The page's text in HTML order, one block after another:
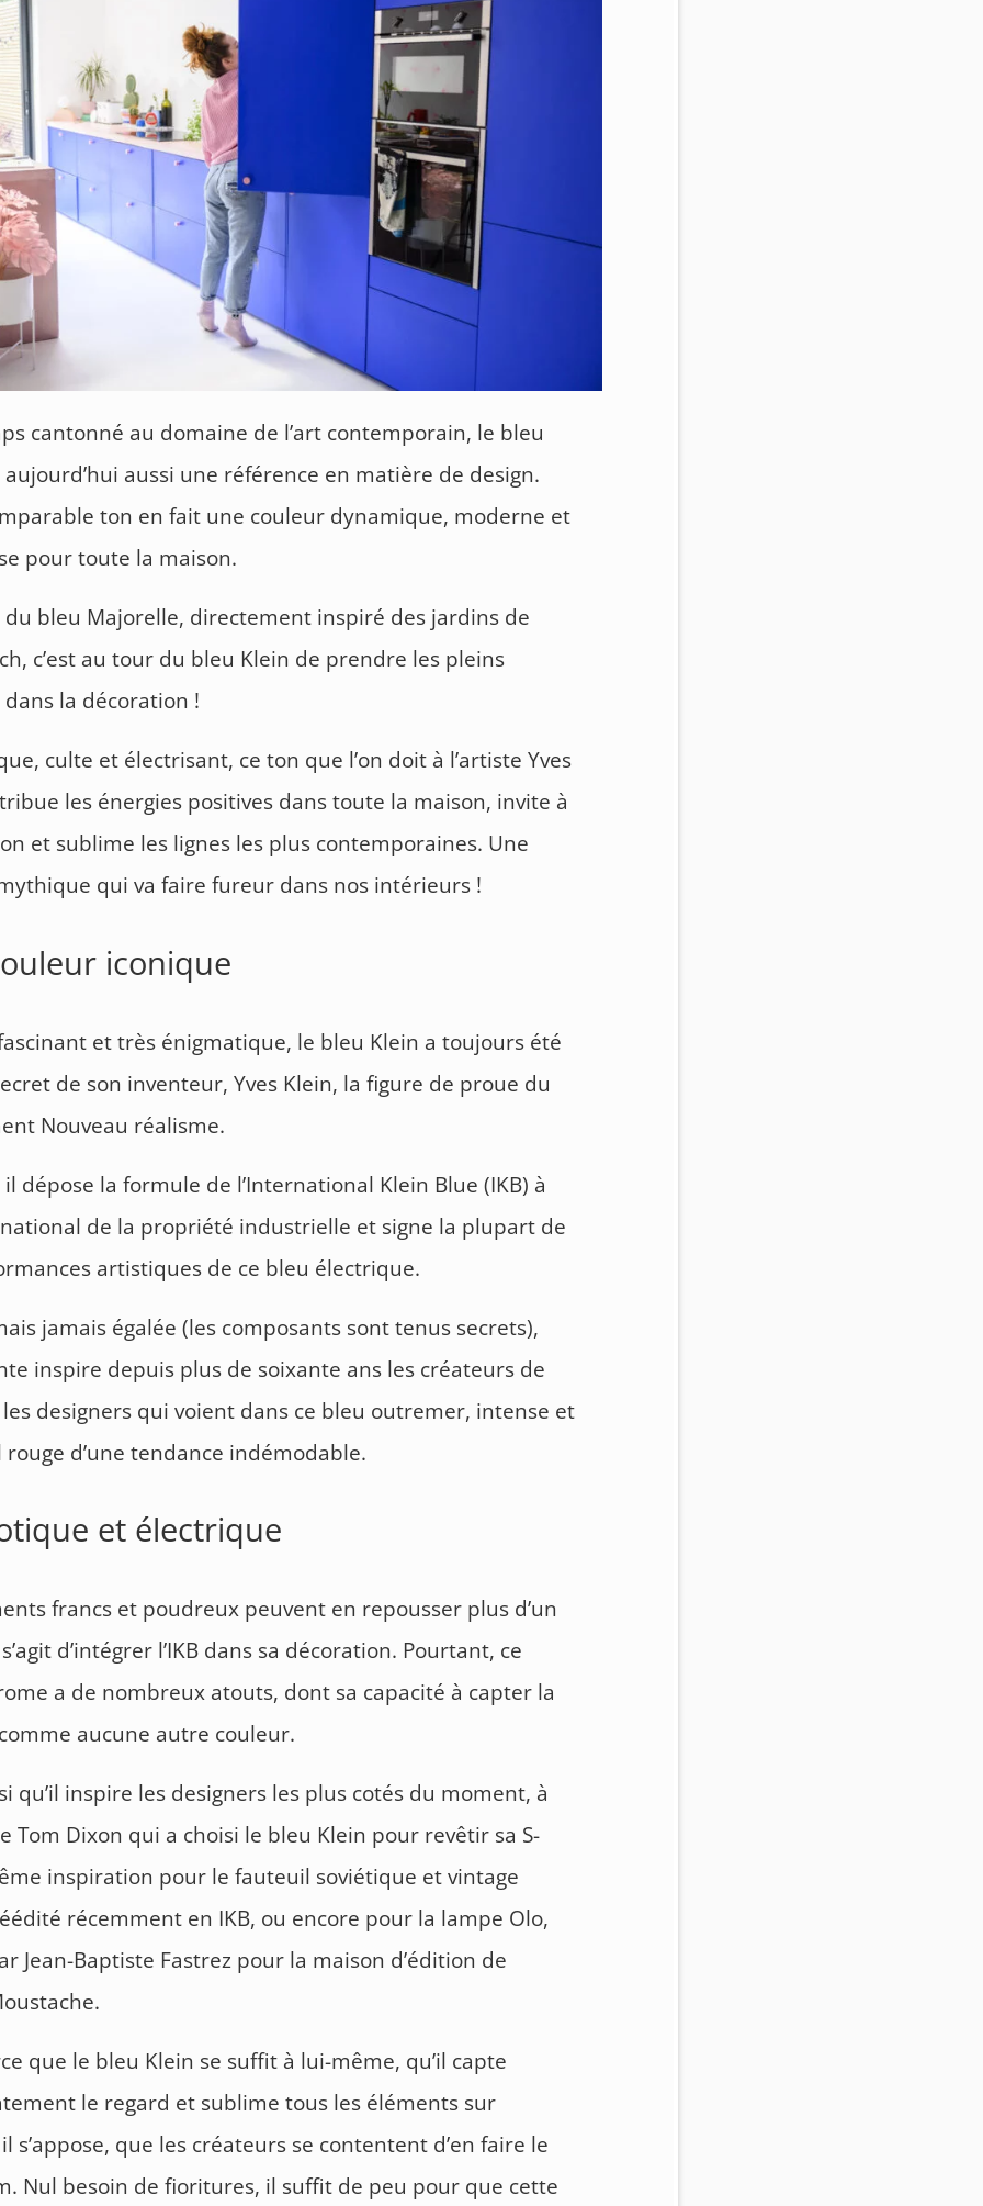
cantonné au domaine de l’art contemporain, le bleu
aussi une référence en matière de design.
ton en fait une couleur dynamique, moderne et
pour toute la maison.
du bleu Majorelle, directement inspiré des jardins de
c’est au tour du bleu Klein de prendre les pleins
la décoration !
culte et électrisant, ce ton que l’on doit à l’artiste Yves
les énergies positives dans toute la maison, invite à
et sublime les lignes les plus contemporaines. Une
qui va faire fureur dans nos intérieurs !
iconique
et très énigmatique, le bleu Klein a toujours été
de son inventeur, Yves Klein, la figure de proue du
Nouveau réalisme.
il dépose la formule de l’International Klein Blue (IKB) à
de la propriété industrielle et signe la plupart de
artistiques de ce bleu électrique.
jamais égalée (les composants sont tenus secrets),
inspire depuis plus de soixante ans les créateurs de
designers qui voient dans ce bleu outremer, intense et
d’une tendance indémodable.
et électrique
francs et poudreux peuvent en repousser plus d’un
d’intégrer l’IKB dans sa décoration. Pourtant, ce
a de nombreux atouts, dont sa capacité à capter la
aucune autre couleur.
qu’il inspire les designers les plus cotés du moment, à
Tom Dixon qui a choisi le bleu Klein pour revêtir sa S-
inspiration pour le fauteuil soviétique et vintage
récemment en IKB, ou encore pour la lampe Olo,
Jean-Baptiste Fastrez pour la maison d’édition de
que le bleu Klein se suffit à lui-même, qu’il capte
le regard et sublime tous les éléments sur
s’appose, que les créateurs se contentent d’en faire le
Nul besoin de fioritures, il suffit de peu pour que cette